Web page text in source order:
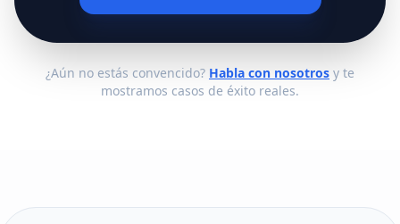
¿Aún no estás convencido? Habla con nosotros y te
mostramos casos de éxito reales.